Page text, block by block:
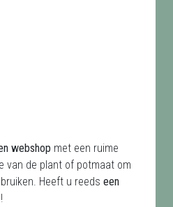
webshop met een ruime
van de plant of potmaat om
Heeft u reeds een